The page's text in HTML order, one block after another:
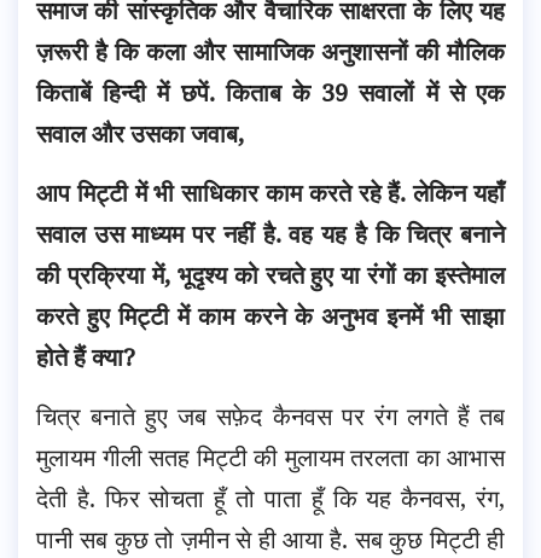
समाज की सांस्कृतिक और वैचारिक साक्षरता के लिए यह
ज़रूरी है कि कला और सामाजिक अनुशासनों की मौलिक
किताबें हिन्दी में छपें. किताब के 39 सवालों में से एक
सवाल और उसका जवाब,
आप मिट्टी में भी साधिकार काम करते रहे हैं. लेकिन यहाँ
सवाल उस माध्यम पर नहीं है. वह यह है कि चित्र बनाने
की प्रक्रिया में, भूदृश्य को रचते हुए या रंगों का इस्तेमाल
करते हुए मिट्टी में काम करने के अनुभव इनमें भी साझा
होते हैं क्या?
चित्र बनाते हुए जब सफ़ेद कैनवस पर रंग लगते हैं तब
मुलायम गीली सतह मिट्टी की मुलायम तरलता का आभास
देती है. फिर सोचता हूँ तो पाता हूँ कि यह कैनवस, रंग,
पानी सब कुछ तो ज़मीन से ही आया है. सब कुछ मिट्टी ही